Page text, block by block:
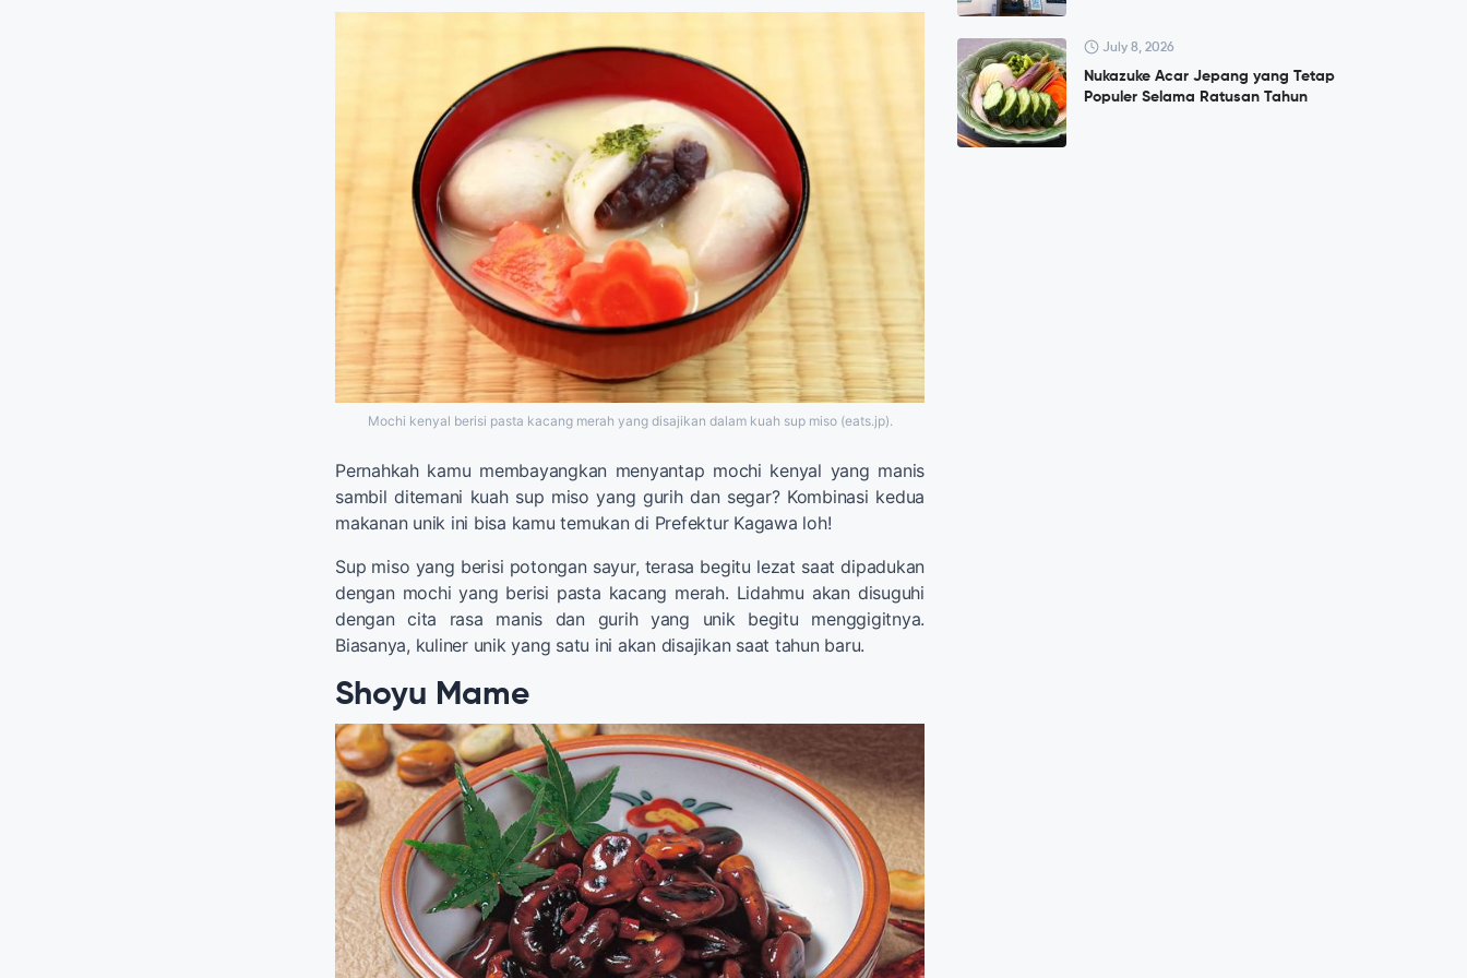
Mochi kenyal berisi pasta kacang merah yang disajikan dalam kuah sup miso (eats.jp).
Pernahkah kamu membayangkan menyantap mochi kenyal yang manis
sambil ditemani kuah sup miso yang gurih dan segar? Kombinasi kedua
makanan unik ini bisa kamu temukan di Prefektur Kagawa loh!
Sup miso yang berisi potongan sayur, terasa begitu lezat saat dipadukan
dengan mochi yang berisi pasta kacang merah. Lidahmu akan disuguhi
dengan cita rasa manis dan gurih yang unik begitu menggigitnya.
Biasanya, kuliner unik yang satu ini akan disajikan saat tahun baru.
Shoyu Mame
July 8, 2026
Nukazuke Acar Jepang yang Tetap
Populer Selama Ratusan Tahun